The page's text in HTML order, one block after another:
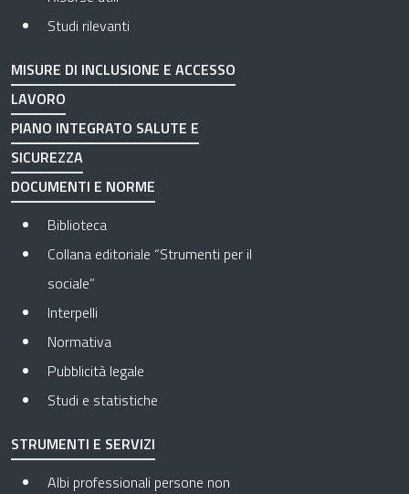
Studi rilevanti
MISURE DI INCLUSIONE E ACCESSO
LAVORO
PIANO INTEGRATO SALUTE E
SICUREZZA
DOCUMENTI E NORME
Biblioteca
Collana editoriale “Strumenti per il
sociale”
Interpelli
Normativa
Pubblicità legale
Studi e statistiche
STRUMENTI E SERVIZI
Albi professionali persone non